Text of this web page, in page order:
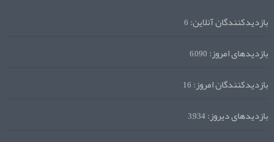
بازدیدکنندگان آنلاین:6
بازدیدهای امروز:6,090
بازدیدکنندگان امروز:16
بازدیدهای دیروز:3,934